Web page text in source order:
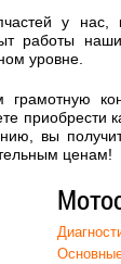
у нас,
работы
уровне.
приобрести
вы
ценам!